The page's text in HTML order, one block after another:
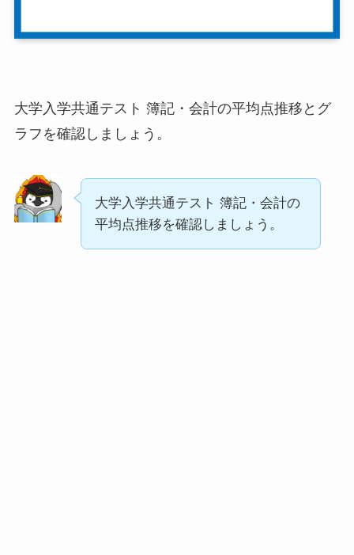
大学入学共通テスト 簿記・会計の平均点推移とグ
ラフを確認しましょう。
大学入学共通テスト 簿記・会計の
平均点推移を確認しましょう。